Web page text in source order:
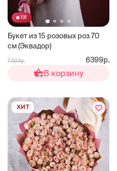
191
Букет из 15 розовых роз 70
см (Эквадор)
7 503р. 6399р.
В корзину
ХИТ